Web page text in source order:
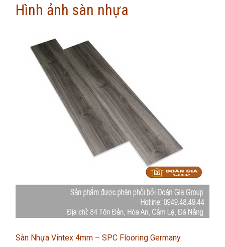
Hình ảnh sàn nhựa
Sàn Nhựa Vintex 4mm – SPC Flooring Germany